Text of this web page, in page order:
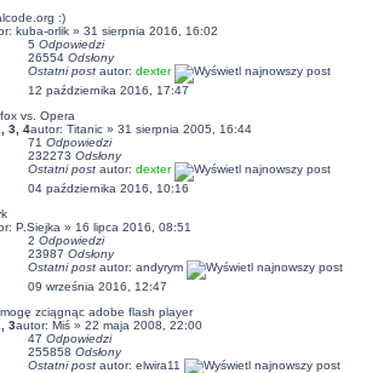
:)
kuba-orlik» 31 sierpnia 2016, 16:02
5 Odpowiedzi
26554 Odsłony
Ostatni post autor: dexter
12 października 2016, 17:47
vs. Opera
3, 4autor: Titanic» 31 sierpnia 2005, 16:44
71 Odpowiedzi
232273 Odsłony
Ostatni post autor: dexter
04 października 2016, 10:16
P.Siejka » 16 lipca 2016, 08:51
2 Odpowiedzi
23987 Odsłony
Ostatni post autor: andyrym
09 września 2016, 12:47
zciągnąc adobe flash player
3autor: Miś» 22 maja 2008, 22:00
47 Odpowiedzi
255858 Odsłony
Ostatni post autor: elwira11